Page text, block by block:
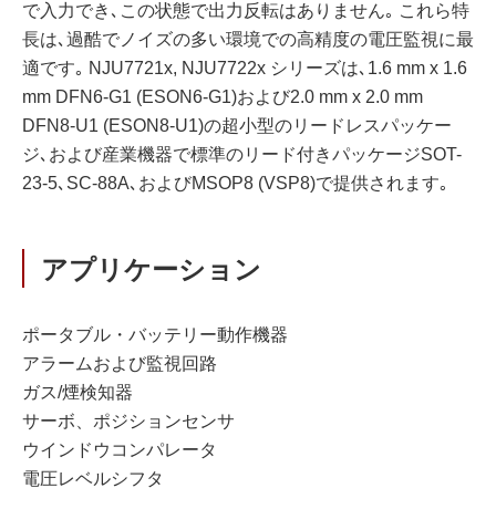
で入力でき､この状態で出力反転はありません｡ これら特
長は､過酷でノイズの多い環境での高精度の電圧監視に最
適です｡ NJU7721x, NJU7722x シリーズは､1.6 mm x 1.6
mm DFN6-G1 (ESON6-G1)および2.0 mm x 2.0 mm
DFN8-U1 (ESON8-U1)の超小型のリードレスパッケー
ジ､および産業機器で標準のリード付きパッケージSOT-
23-5､SC-88A､およびMSOP8 (VSP8)で提供されます｡
アプリケーション
ポータブル・バッテリー動作機器
アラームおよび監視回路
ガス/煙検知器
サーボ、ポジションセンサ
ウインドウコンパレータ
電圧レベルシフタ